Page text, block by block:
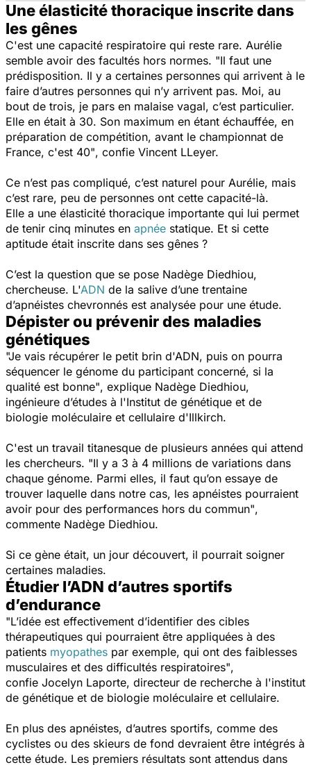
Une élasticité thoracique inscrite dans
les gênes
C'est une capacité respiratoire qui reste rare. Aurélie
semble avoir des facultés hors normes. "Il faut une
prédisposition. Il y a certaines personnes qui arrivent à le
faire d’autres personnes qui n’y arrivent pas. Moi, au
bout de trois, je pars en malaise vagal, c’est particulier.
Elle en était à 30. Son maximum en étant échauffée, en
préparation de compétition, avant le championnat de
France, c'est 40", confie Vincent LLeyer.
Ce n’est pas compliqué, c’est naturel pour Aurélie, mais
c’est rare, peu de personnes ont cette capacité-là.
Elle a une élasticité thoracique importante qui lui permet
de tenir cinq minutes en apnée statique. Et si cette
aptitude était inscrite dans ses gênes ?
C’est la question que se pose Nadège Diedhiou,
chercheuse. L'ADN de la salive d’une trentaine
d’apnéistes chevronnés est analysée pour une étude.
Dépister ou prévenir des maladies
génétiques
"Je vais récupérer le petit brin d'ADN, puis on pourra
séquencer le génome du participant concerné, si la
qualité est bonne", explique Nadège Diedhiou,
ingénieure d’études à l'Institut de génétique et de
biologie moléculaire et cellulaire d'Illkirch.
C'est un travail titanesque de plusieurs années qui attend
les chercheurs. "Il y a 3 à 4 millions de variations dans
chaque génome. Parmi elles, il faut qu’on essaye de
trouver laquelle dans notre cas, les apnéistes pourraient
avoir pour des performances hors du commun",
commente Nadège Diedhiou.
Si ce gène était, un jour découvert, il pourrait soigner
certaines maladies.
Étudier l’ADN d’autres sportifs
d’endurance
"L’idée est effectivement d’identifier des cibles
thérapeutiques qui pourraient être appliquées à des
patients myopathes par exemple, qui ont des faiblesses
musculaires et des difficultés respiratoires",
confie Jocelyn Laporte, directeur de recherche à l'institut
de génétique et de biologie moléculaire et cellulaire.
En plus des apnéistes, d’autres sportifs, comme des
cyclistes ou des skieurs de fond devraient être intégrés à
cette étude. Les premiers résultats sont attendus dans